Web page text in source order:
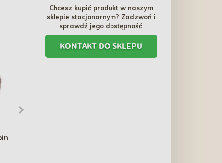
Chcesz kupić produkt w naszym
sklepie stacjonarnym? Zadzwoń i
sprawdź jego dostępność
KONTAKT DO SKLEPU